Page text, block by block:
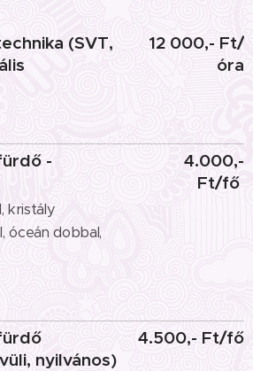
(SVT,
12 000,- Ft/
óra
-
kristály
óceán dobbal,
4.000,-
Ft/fő
nyilvános)
4.500,- Ft/fő